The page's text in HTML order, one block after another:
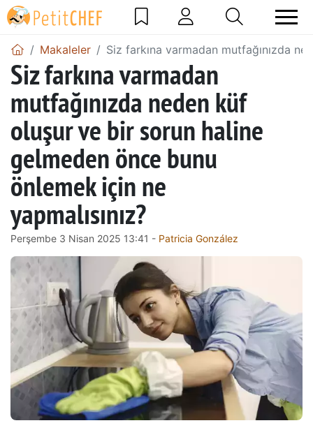
Makaleler Siz farkına varmadan mutfağınızda
Siz farkına varmadan
mutfağınızda neden küf
oluşur ve bir sorun haline
gelmeden önce bunu
önlemek için ne
yapmalısınız?
Perşembe 3 Nisan 2025 13:41 - Patricia González